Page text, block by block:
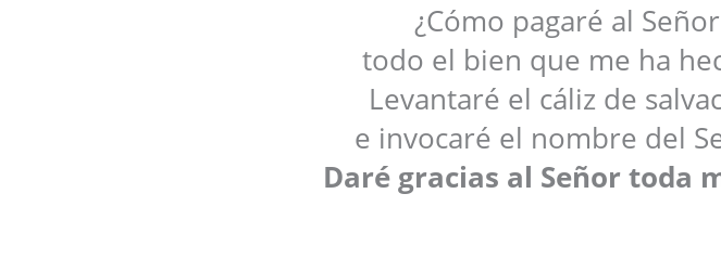
¿Cómo pagaré al Señor
todo el bien que me ha
Levantaré el cáliz de
e invocaré el nombre del
Daré gracias al Señor toda